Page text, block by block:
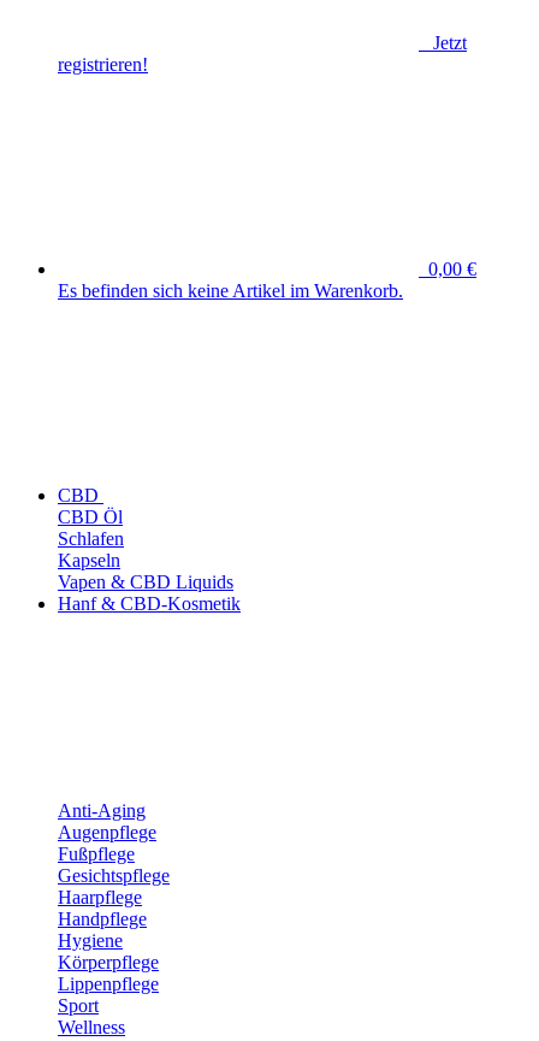
Jetzt
registrieren!
0,00 €
Es befinden sich keine Artikel im Warenkorb.
CBD
CBD Öl
Schlafen
Kapseln
Vapen & CBD Liquids
Hanf & CBD-Kosmetik
Anti-Aging
Augenpflege
Fußpflege
Gesichtspflege
Haarpflege
Handpflege
Hygiene
Körperpflege
Lippenpflege
Sport
Wellness